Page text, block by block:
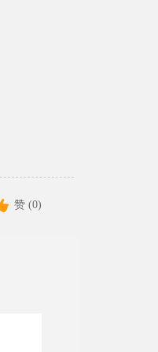
赞 (0)